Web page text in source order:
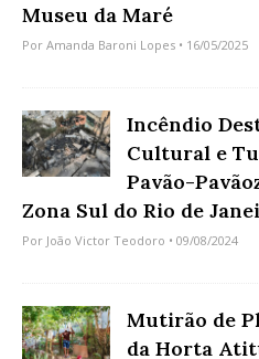
Museu da Maré
Por Amanda Baroni Lopes • 16/05/2025
Incêndio
Cultural e
Pavão-
Zona Sul do Rio de
Por João Victor Teodoro • 09/08/2024
Mutirão de
da Horta